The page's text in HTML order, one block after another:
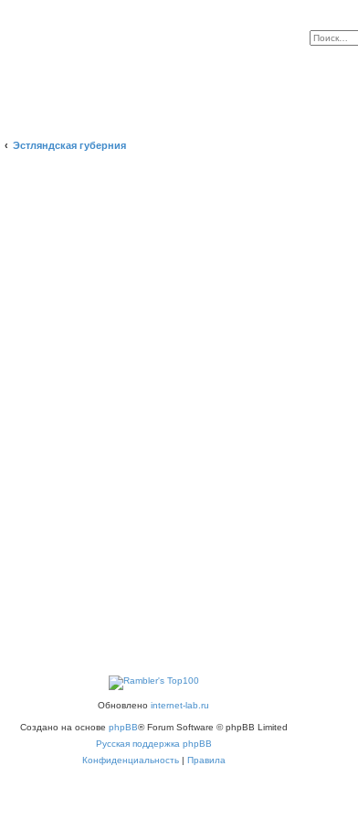
Эстляндская губерния
Обновлено internet-lab.ru
Создано на основе phpBB® Forum Software © phpBB Limited
Русская поддержка phpBB
Конфиденциальность| Правила